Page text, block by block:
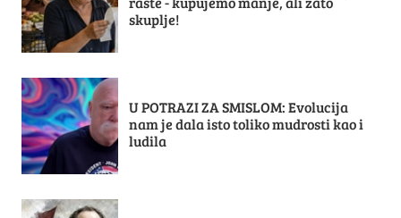
skuplje!
U POTRAZI ZA SMISLOM: Evolucija
nam je dala isto toliko mudrosti kao i
ludila